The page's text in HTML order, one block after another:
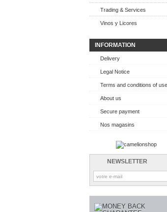
Trading & Services
Vinos y Licores
INFORMATION
Delivery
Legal Notice
Terms and conditions of use
About us
Secure payment
Nos magasins
NEWSLETTER